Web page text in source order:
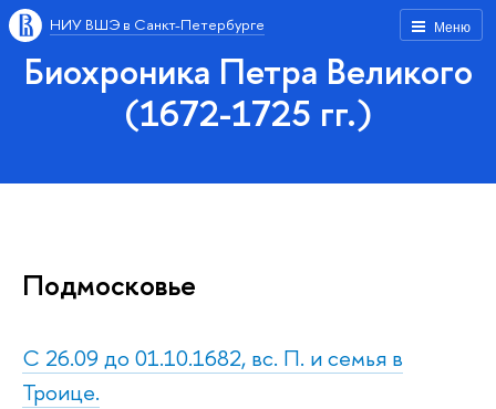
Меню
НИУ ВШЭ в Санкт-Петербурге
Биохроника Петра Великого
(1672-1725 гг.)
Подмосковье
С 26.09 до 01.10.1682, вс. П. и семья в
Троице.